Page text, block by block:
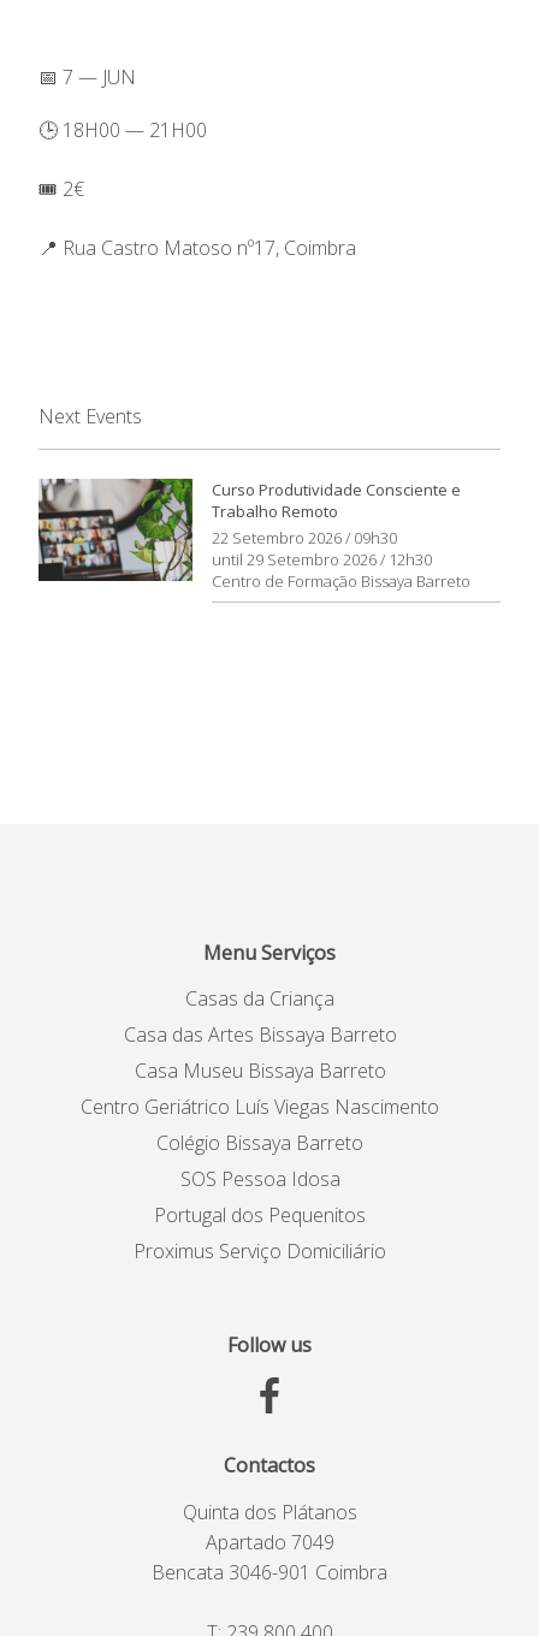
📅 7 — JUN
🕒 18H00 — 21H00
🎟️ 2€
📍 Rua Castro Matoso nº17, Coimbra
Next Events
Curso Produtividade Consciente e
Trabalho Remoto
22 Setembro 2026 / 09h30
until 29 Setembro 2026 / 12h30
Centro de Formação Bissaya Barreto
Menu Serviços
Casas da Criança
Casa das Artes Bissaya Barreto
Casa Museu Bissaya Barreto
Centro Geriátrico Luís Viegas Nascimento
Colégio Bissaya Barreto
SOS Pessoa Idosa
Portugal dos Pequenitos
Proximus Serviço Domiciliário
Follow us
Contactos
Quinta dos Plátanos
Apartado 7049
Bencata 3046-901 Coimbra